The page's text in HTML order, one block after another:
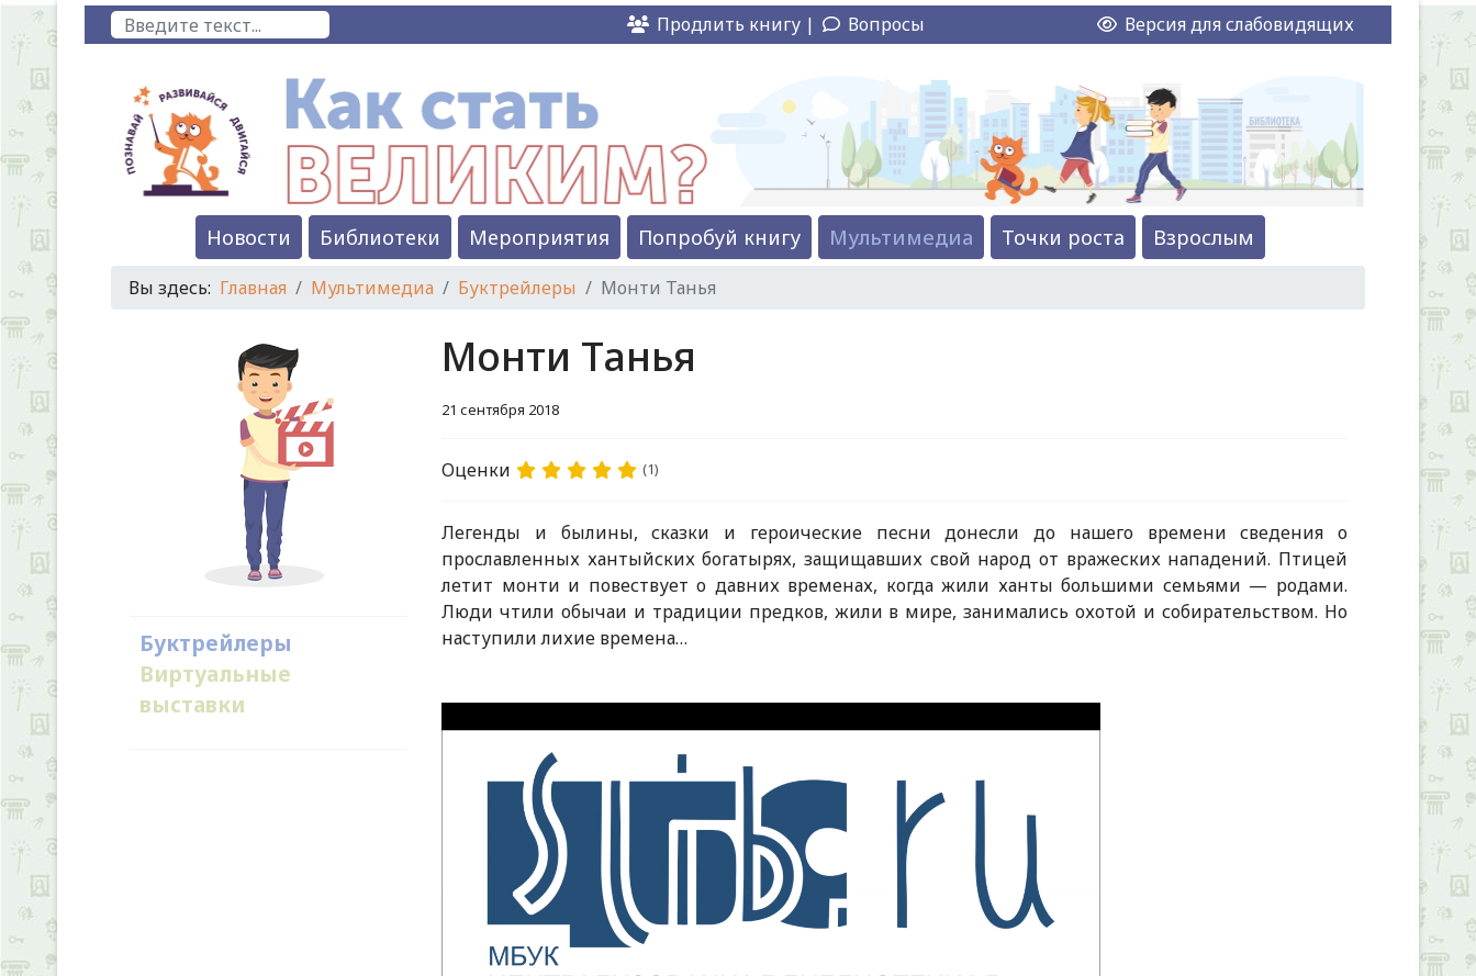
Поиск Продлить книгу | Вопросы Версия для слабовидящих
Новости Библиотеки Мероприятия Попробуй книгу Мультимедиа Точки роста Взрослым
Вы здесь: Главная Мультимедиа Буктрейлеры Монти Танья
Буктрейлеры
Виртуальные
выставки
Монти Танья
21 сентября 2018
Оценки (1)
Легенды и былины, сказки и героические песни донесли до нашего времени сведения о
прославленных хантыйских богатырях, защищавших свой народ от вражеских нападений. Птицей
летит монти и повествует о давних временах, когда жили ханты большими семьями — родами.
Люди чтили обычаи и традиции предков, жили в мире, занимались охотой и собирательством. Но
наступили лихие времена…